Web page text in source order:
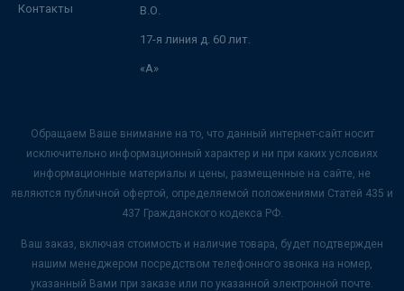
Контакты В.О.
17-я линия д. 60 лит.
«А»
Обращаем Ваше внимание на то, что данный интернет-сайт носит
исключительно информационный характер и ни при каких условиях
информационные материалы и цены, размещенные на сайте, не
являются публичной офертой, определяемой положениями Статей 435 и
437 Гражданского кодекса РФ.
Ваш заказ, включая стоимость и наличие товара, будет подтвержден
нашим менеджером посредством телефонного звонка на номер,
указанный Вами при заказе или по указанной электронной почте.